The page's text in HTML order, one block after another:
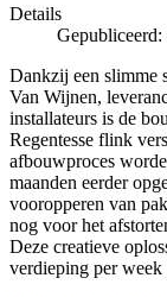
Details
Dankzij een slimme
Van Wijnen,
installateurs is de
Regentesse flink
afbouwproces
maanden eerder
vooropperen van
nog voor het
Deze creatieve
verdieping per week